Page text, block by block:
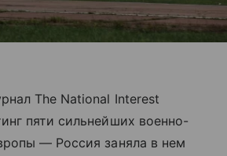
The National Interest
пяти сильнейших военно-
— Россия заняла в нем